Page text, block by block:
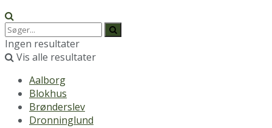
Ingen resultater
Vis alle resultater
Aalborg
Blokhus
Brønderslev
Dronninglund